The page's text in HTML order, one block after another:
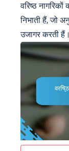
वरिष्ठ
निभाती हैं, जो
उजागर करती हैं।